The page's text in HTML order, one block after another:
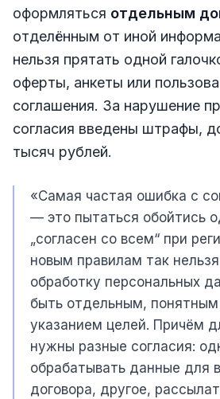
оформляться отдельным
отделённым от иной
нельзя прятать одной
оферты, анкеты или
соглашения. За нарушение
согласия введены штрафы,
тысяч рублей.
«Самая частая ошибка с
— это пытаться обойтись
„согласен со всем“ при
новым правилам так
обработку персональных
быть отдельным,
указанием целей. Причём
нужны разные согласия:
обрабатывать данные для
договора, другое,